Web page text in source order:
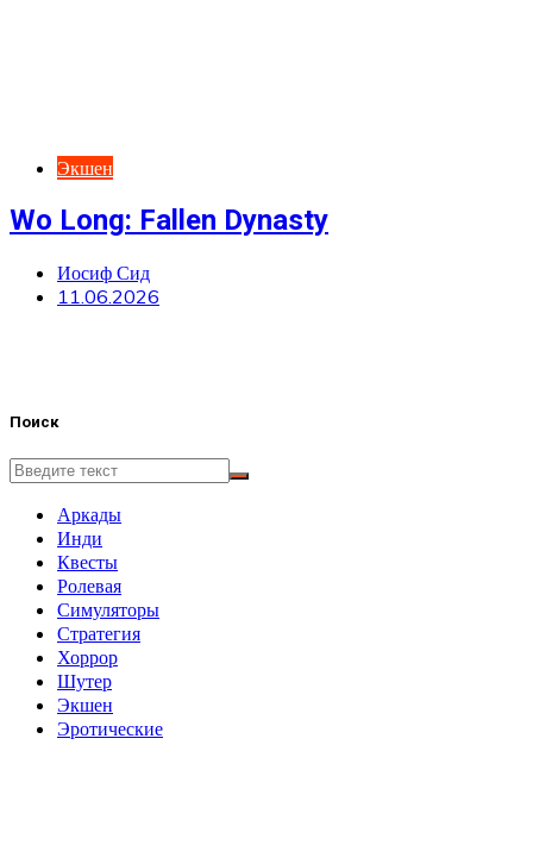
Экшен
Wo Long: Fallen Dynasty
Иосиф Сид
11.06.2026
Поиск
Аркады
Инди
Квесты
Ролевая
Симуляторы
Стратегия
Хоррор
Шутер
Экшен
Эротические